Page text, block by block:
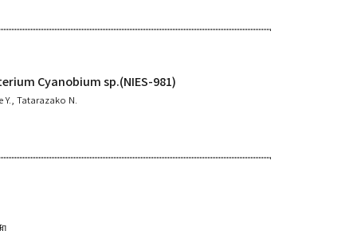
Cyanobium sp.(NIES-981)
Y., Tatarazako N.